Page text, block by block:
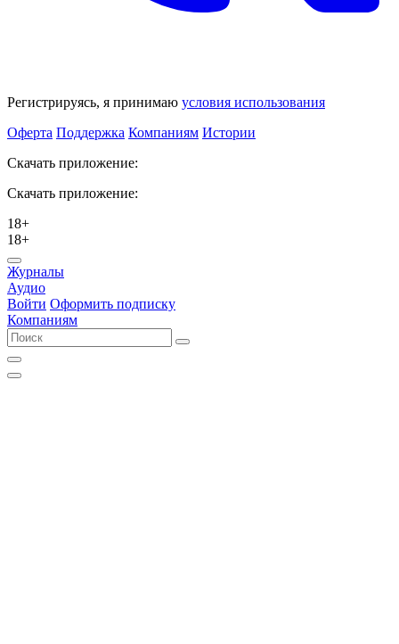
Регистрируясь, я принимаю условия использования
Оферта Поддержка Компаниям Истории
Скачать приложение:
Скачать приложение:
18+
18+
Журналы
Аудио
Войти Оформить подписку
Компаниям